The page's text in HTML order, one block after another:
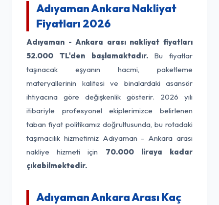
Adıyaman Ankara Nakliyat
Fiyatları 2026
Adıyaman - Ankara arası nakliyat fiyatları
52.000 TL'den başlamaktadır.Bu fiyatlar
taşınacak eşyanın hacmi, paketleme
materyallerinin kalitesi ve binalardaki asansör
ihtiyacına göre değişkenlik gösterir. 2026 yılı
itibariyle profesyonel ekiplerimizce belirlenen
taban fiyat politikamız doğrultusunda, bu rotadaki
taşımacılık hizmetimiz Adıyaman - Ankara arası
nakliye hizmeti için 70.000 liraya kadar
çıkabilmektedir.
Adıyaman Ankara Arası Kaç